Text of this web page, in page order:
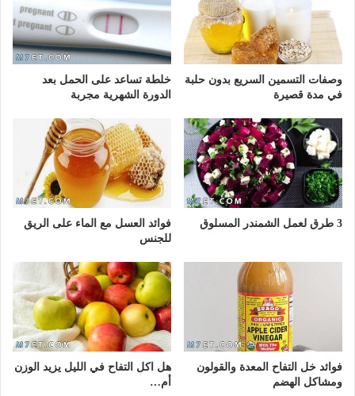
وصفات التسمين السريع بدون حلبة
في مدة قصيرة
خلطة تساعد على الحمل بعد
الدورة الشهرية مجربة
3 طرق لعمل الشمندر المسلوق
فوائد العسل مع الماء على الريق
للجنس
فوائد خل التفاح المعدة والقولون
ومشاكل الهضم
هل اكل التفاح في الليل يزيد الوزن
أم…